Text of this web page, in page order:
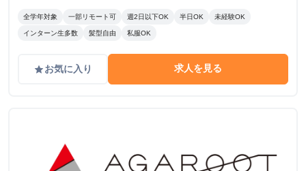
全学年対象 一部リモート可 週2日以下OK 半日OK 未経験OK
インターン生多数 髪型自由 私服OK
gradeお気に入り 求人を見る